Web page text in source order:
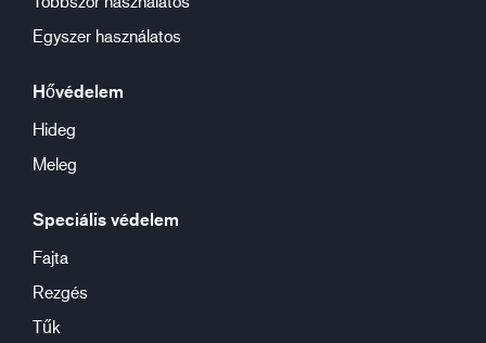
Egyszer használatos
Hővédelem
Hideg
Meleg
Speciális védelem
Fajta
Rezgés
Tűk